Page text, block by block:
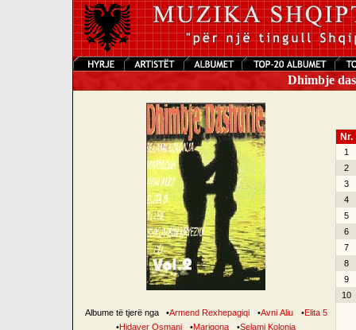
Dhimbje
Albume të tjerë nga •Armend Rexhepagiqi •Avni Aliu •Elita 5
•Hidaver Osmani •Marigona •Selami Kolonja
Nr.
1
2
3
4
5
6
7
8
9
10